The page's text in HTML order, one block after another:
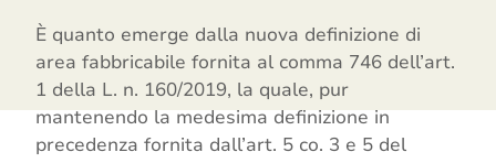
È quanto emerge dalla nuova definizione di
area fabbricabile fornita al comma 746 dell’art.
1 della L. n. 160/2019, la quale, pur
mantenendo la medesima definizione in
precedenza fornita dall’art. 5 co. 3 e 5 del